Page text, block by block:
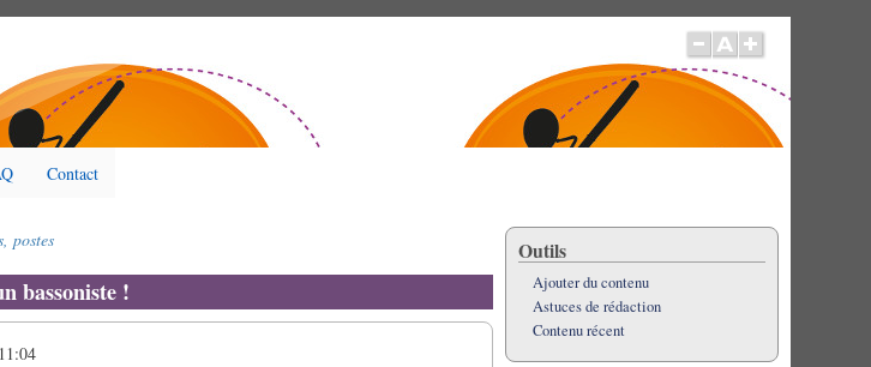
Contact
postes
bassoniste !
Outils
Ajouter du contenu
Astuces de rédaction
Contenu récent